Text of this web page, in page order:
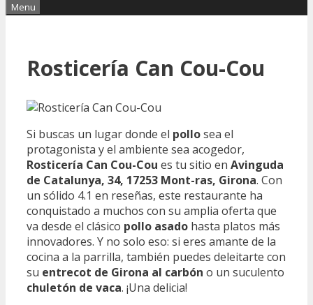
Menu
Rosticería Can Cou-Cou
Si buscas un lugar donde el pollosea el
protagonista y el ambiente sea acogedor,
Rosticería Can Cou-Cou es tu sitio en Avinguda
de Catalunya, 34, 17253 Mont-ras, Girona. Con
un sólido 4.1 en reseñas, este restaurante ha
conquistado a muchos con su amplia oferta que
va desde el clásico pollo asado hasta platos más
innovadores. Y no solo eso: si eres amante de la
cocina a la parrilla, también puedes deleitarte con
su entrecot de Girona al carbón o un suculento
chuletón de vaca. ¡Una delicia!